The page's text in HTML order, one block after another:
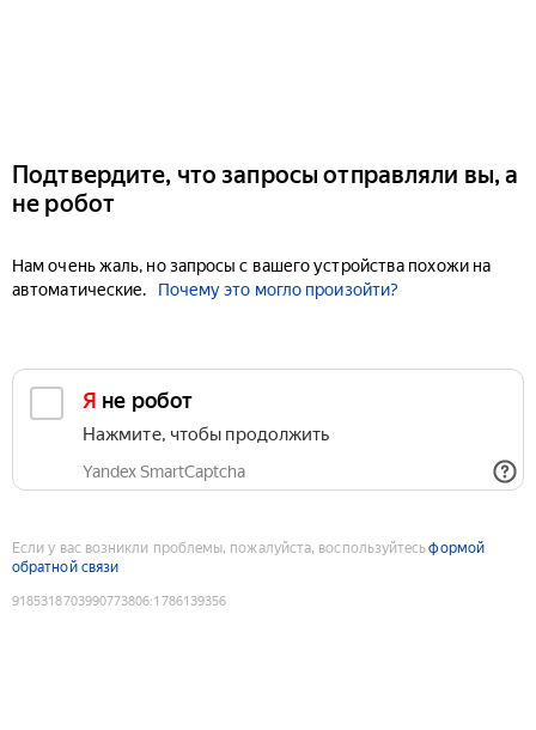
Подтвердите, что запросы отправляли вы, а
не робот
Нам очень жаль, но запросы с вашего устройства похожи на
автоматические.
Почему это могло произойти?
Я не робот
Нажмите, чтобы продолжить
Yandex SmartCaptcha
Если у вас возникли проблемы, пожалуйста, воспользуйтесьформой
обратной связи
9185318703990773806:1786139356